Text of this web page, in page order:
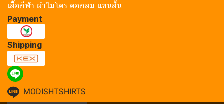
เสื้อกีฬา ผ้าไมโคร คอกลม แขนสั้น
Payment
Shipping
MODISHTSHIRTS